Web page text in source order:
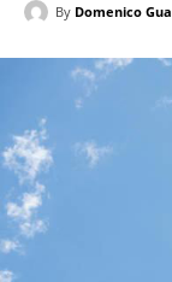
By Domenico